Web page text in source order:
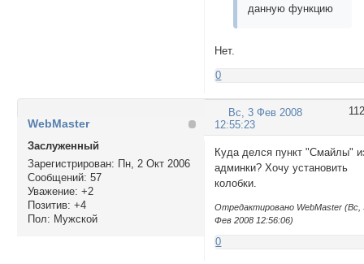
данную функцию
Нет.
0
112
Вс, 3 Фев 2008
12:55:23
WebMaster
Заслуженный
Зарегистрирован: Пн, 2 Окт 2006
Сообщений: 57
Уважение: +2
Позитив: +4
Пол: Мужской
Куда делся пункт "Смайлы"
админки? Хочу установить
колобки.
Отредактировано WebMaster (Вс,
Фев 2008 12:56:06)
0